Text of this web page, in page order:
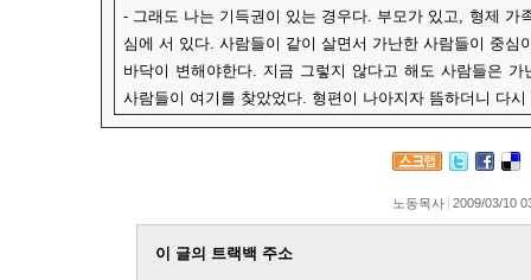
- 그래도 나는 기득권이 있는 경우다. 부모가 있고, 형제 가
심에 서 있다. 사람들이 같이 살면서 가난한 사람들이 중심
바닥이 변해야한다. 지금 그렇지 않다고 해도 사람들은
사람들이 여기를 찾았었다. 형편이 나아지자 뜸하더니 다시
노동목사 2009/03/10
이 글의 트랙백 주소